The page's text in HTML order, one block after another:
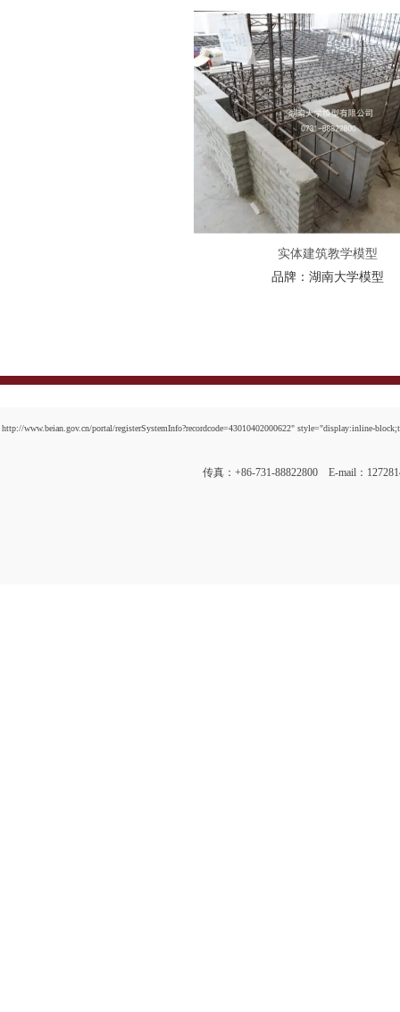
实体建筑教学模型
品牌： 湖南大学模型
http://www.beian.gov.cn/portal/registerSystemInfo?recordcode=43010402000622" style="display:inline-
传真：+86-731-88822800 E-mail：